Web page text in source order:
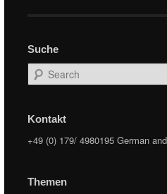
Suche
Search
Kontakt
+49 (0) 179/ 4980195 German
Themen